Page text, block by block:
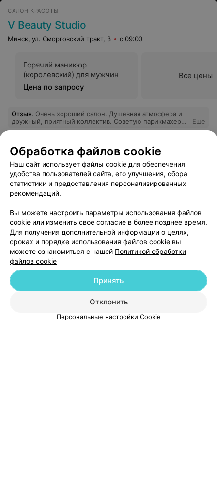
САЛОН КРАСОТЫ
V Beauty Studio
Минск, ул. Сморговский тракт, 3 с 09:00
Горячий маникюр
(королевский) для мужчин
Цена по запросу
Все цены
Отзыв. Очень хороший салон. Душевная атмосфера и
дружный, приятный коллектив. Советую парикмахера
Олега - мастер свого дела.
Еще
Отзывы
Добавить компанию
Добавить специалиста
Новости проекта
Размещение рекламы
Медицинский маркетинг
Публичный договор
Обработка файлов cookie
Наш сайт использует файлы cookie для обеспечения
удобства пользователей сайта, его улучшения, сбора
статистики и предоставления персонализированных
рекомендаций.
Вы можете настроить параметры использования файлов
cookie или изменить свое согласие в более позднее время.
Для получения дополнительной информации о целях,
сроках и порядке использования файлов cookie вы
можете ознакомиться с нашей Политикой обработки
файлов cookie
Отклонить
Принять
Персональные настройки Cookie